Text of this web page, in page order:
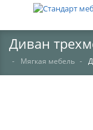
Диван
Мягкая мебель